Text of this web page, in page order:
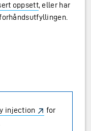
oppsett, eller har
injection
for